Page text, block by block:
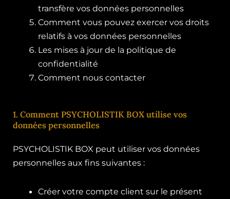
transfère vos données personnelles
Comment vous pouvez exercer vos droits
relatifs à vos données personnelles
Les mises à jour de la politique de
confidentialité
Comment nous contacter
1. Comment PSYCHOLISTIK BOX utilise vos
données personnelles
PSYCHOLISTIK BOX peut utiliser vos données
personnelles aux fins suivantes :
Créer votre compte client sur le présent